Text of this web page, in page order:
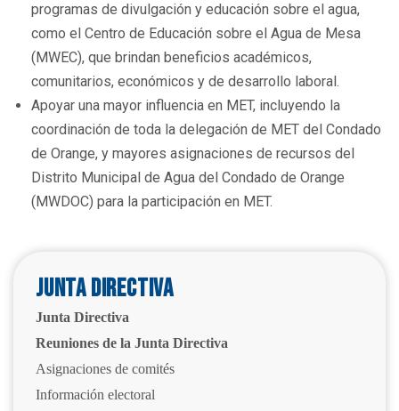
programas de divulgación y educación sobre el agua,
como el Centro de Educación sobre el Agua de Mesa
(MWEC), que brindan beneficios académicos,
comunitarios, económicos y de desarrollo laboral.
Apoyar una mayor influencia en MET, incluyendo la
coordinación de toda la delegación de MET del Condado
de Orange, y mayores asignaciones de recursos del
Distrito Municipal de Agua del Condado de Orange
(MWDOC) para la participación en MET.
Junta Directiva
Junta Directiva
Reuniones de la Junta Directiva
Asignaciones de comités
Información electoral